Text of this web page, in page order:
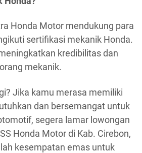
Honda Motor mendukung para
sertifikasi mekanik Honda.
kredibilitas dan
mekanik.
Jika kamu merasa memiliki
dan bersemangat untuk
segera lamar lowongan
Honda Motor di Kab. Cirebon,
kesempatan emas untuk